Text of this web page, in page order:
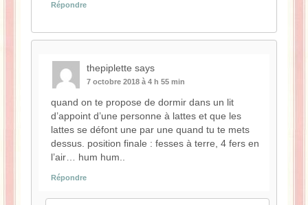
Répondre
thepiplette says
7 octobre 2018 à 4 h 55 min
quand on te propose de dormir dans un lit
d’appoint d’une personne à lattes et que les
lattes se défont une par une quand tu te mets
dessus. position finale : fesses à terre, 4 fers en
l’air… hum hum..
Répondre